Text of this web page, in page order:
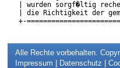
| wurden sorgf�ltig
| die Richtigkeit der
Alle Rechte vorbehalten.
Impressum | Datenschutz |